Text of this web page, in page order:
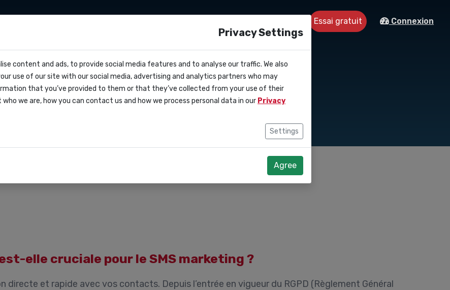
Essai gratuit Connexion
RGPD en Europe
elle cruciale pour le SMS marketing ?
et rapide avec vos contacts. Depuis l’entrée en vigueur du RGPD (Règlement Général
Privacy Settings
content and ads, to provide social media features and to analyse our traffic. We also
use of our site with our social media, advertising and analytics partners who may
that you’ve provided to them or that they’ve collected from your use of their
we are, how you can contact us and how we process personal data in our Privacy
Settings
Agree